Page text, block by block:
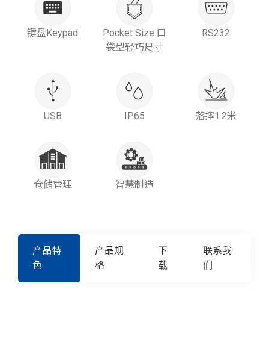
键盘Keypad
Pocket Size 口
袋型轻巧尺寸
RS232
USB IP65 落摔1.2米
仓储管理 智慧制造
产品特
色
产品规
格
下
载
联系我
们